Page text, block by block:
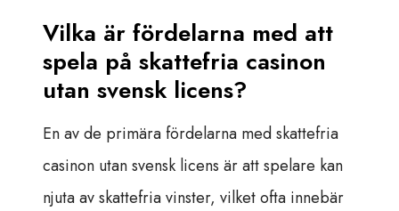
Vilka är fördelarna med att
spela på skattefria casinon
utan svensk licens?
En av de primära fördelarna med skattefria
casinon utan svensk licens är att spelare kan
njuta av skattefria vinster, vilket ofta innebär